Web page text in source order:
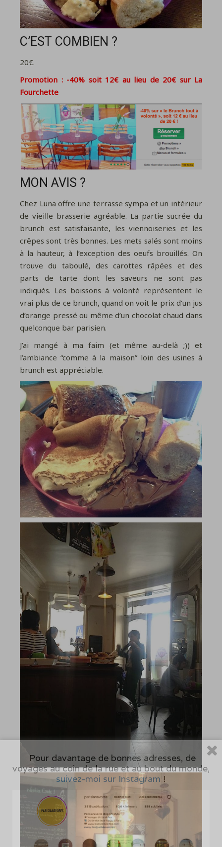
C’EST COMBIEN ?
20€.
Promotion : -40% soit 12€ au lieu de 20€ sur La
Fourchette
MON AVIS ?
Chez Luna offre une terrasse sympa et un intérieur
de vieille brasserie agréable. La partie sucrée du
brunch est satisfaisante, les viennoiseries et les
crêpes sont très bonnes. Les mets salés sont moins
à la hauteur, à l’exception des oeufs brouillés. On
trouve du taboulé, des carottes râpées et des
parts de tarte dont les saveurs ne sont pas
indiqués. Les boissons à volonté représentent le
vrai plus de ce brunch, quand on voit le prix d’un jus
d’orange pressé ou même d’un chocolat chaud dans
quelconque bar parisien.
J’ai mangé à ma faim (et même au-delà ;)) et
l’ambiance “comme à la maison” loin des usines à
brunch est appréciable.
Pour davantage de bonnes adresses, de
voyages au coin de la rue et au bout du monde,
suivez-moi sur Instagram !